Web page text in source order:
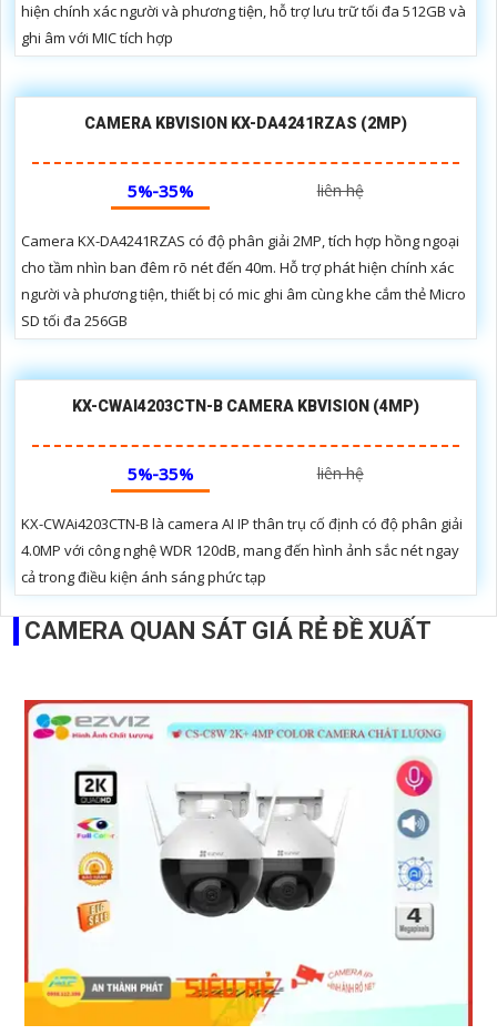
hiện chính xác người và phương tiện, hỗ trợ lưu trữ tối đa 512GB và
ghi âm với MIC tích hợp
CAMERA KBVISION KX-DA4241RZAS (2MP)
5%-35% liên hệ
Camera KX-DA4241RZAS có độ phân giải 2MP, tích hợp hồng ngoại
cho tầm nhìn ban đêm rõ nét đến 40m. Hỗ trợ phát hiện chính xác
người và phương tiện, thiết bị có mic ghi âm cùng khe cắm thẻ Micro
SD tối đa 256GB
KX-CWAI4203CTN-B CAMERA KBVISION (4MP)
5%-35% liên hệ
KX-CWAi4203CTN-B là camera AI IP thân trụ cố định có độ phân giải
4.0MP với công nghệ WDR 120dB, mang đến hình ảnh sắc nét ngay
cả trong điều kiện ánh sáng phức tạp
CAMERA QUAN SÁT GIÁ RẺ ĐỀ XUẤT